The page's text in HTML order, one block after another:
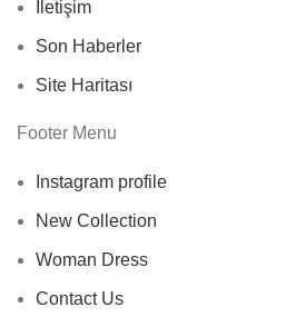
İletişim
Son Haberler
Site Haritası
Footer Menu
Instagram profile
New Collection
Woman Dress
Contact Us